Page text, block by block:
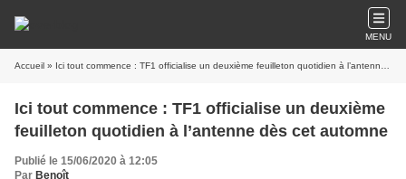
MENU
Accueil » Ici tout commence : TF1 officialise un deuxième feuilleton quotidien à l’antenne dès cet automne
Ici tout commence : TF1 officialise un deuxième
feuilleton quotidien à l’antenne dès cet automne
Publié le 15/06/2020 à 12:05
Par Benoît